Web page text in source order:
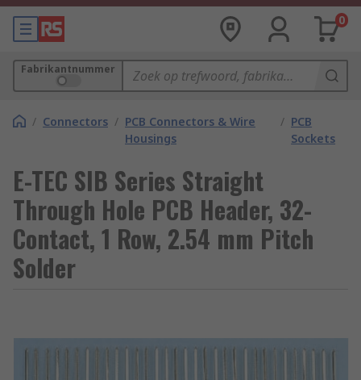
0
Fabrikantnummer
/ Connectors / PCB Connectors & Wire
Housings
/ PCB
Sockets
E-TEC SIB Series Straight
Through Hole PCB Header, 32-
Contact, 1 Row, 2.54 mm Pitch
Solder